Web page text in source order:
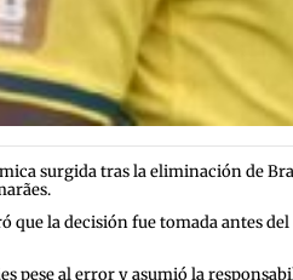
surgida tras la eliminación de
que la decisión fue tomada antes
pese al error y asumió la